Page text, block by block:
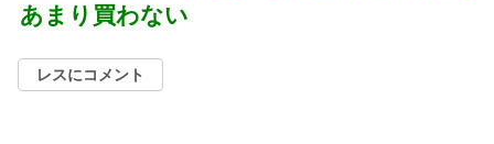
あまり買わない
レスにコメント